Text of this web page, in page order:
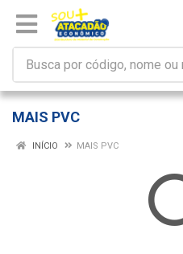
MAIS PVC
INÍCIO MAIS PVC